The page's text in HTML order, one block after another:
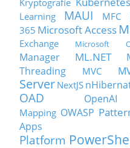
Kryptografie
Learning
MAUI MFC
365 Microsoft Access
Exchange
Microsoft
Manager
ML.NET
Threading
MVC
Server NextJS
OAD
OpenAI
Mapping OWASP
Apps
Platform